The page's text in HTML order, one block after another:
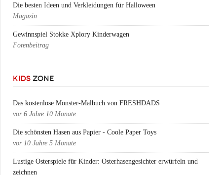
Die besten Ideen und Verkleidungen für Halloween
Magazin
Gewinnspiel Stokke Xplory Kinderwagen
Forenbeitrag
KIDS ZONE
Das kostenlose Monster-Malbuch von FRESHDADS
vor 6 Jahre 10 Monate
Die schönsten Hasen aus Papier - Coole Paper Toys
vor 10 Jahre 5 Monate
Lustige Osterspiele für Kinder: Osterhasengesichter erwürfeln und
zeichnen